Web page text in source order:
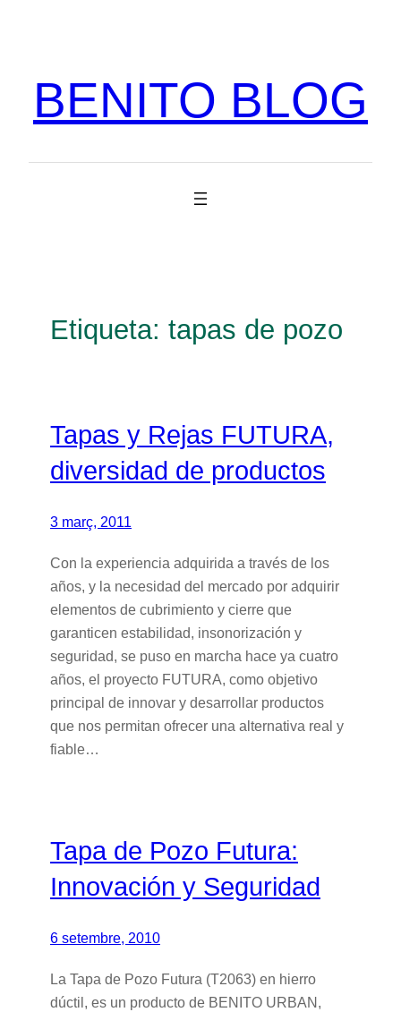
BENITO BLOG
Etiqueta: tapas de pozo
Tapas y Rejas FUTURA,
diversidad de productos
3 març, 2011
Con la experiencia adquirida a través de los
años, y la necesidad del mercado por adquirir
elementos de cubrimiento y cierre que
garanticen estabilidad, insonorización y
seguridad, se puso en marcha hace ya cuatro
años, el proyecto FUTURA, como objetivo
principal de innovar y desarrollar productos
que nos permitan ofrecer una alternativa real y
fiable…
Tapa de Pozo Futura:
Innovación y Seguridad
6 setembre, 2010
La Tapa de Pozo Futura (T2063) en hierro
dúctil, es un producto de BENITO URBAN,